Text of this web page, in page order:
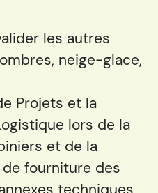
les autres
neige-glace,
Projets et la
lors de la
et de la
fourniture des